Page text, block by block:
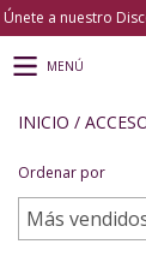
Únete a nuestro
MENÚ
INICIO /
Ordenar por